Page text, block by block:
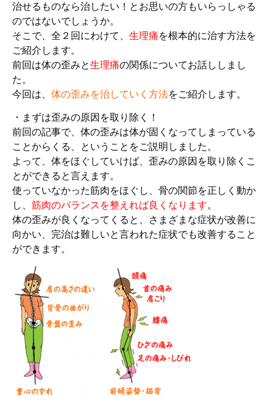
治せるものなら治したい！とお思いの方もいらっしゃる
のではないでしょうか。
そこで、全２回にわけて、 生理痛を根本的に治す方法を
ご紹介します。
前回は体の歪みと生理痛の関係についてお話ししまし
た。
今回は、 体の歪みを治していく方法をご紹介します。
・まずは歪みの原因を取り除く！
前回の記事で、体の歪みは体が固くなってしまっている
ことからくる、ということをご説明しました。
よって、体をほぐしていけば、歪みの原因を取り除くこ
とができると言えます。
使っていなかった筋肉をほぐし、骨の関節を正しく動か
し、 筋肉のバランスを整えれば良くなります。
体の歪みが良くなってくると、さまざまな症状が改善に
向かい、完治は難しいと言われた症状でも改善すること
ができます。